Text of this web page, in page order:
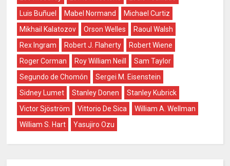
Luis Buñuel
Mabel Normand
Michael Curtiz
Mikhail Kalatozov
Orson Welles
Raoul Walsh
Rex Ingram
Robert J. Flaherty
Robert Wiene
Roger Corman
Roy William Neill
Sam Taylor
Segundo de Chomón
Sergei M. Eisenstein
Sidney Lumet
Stanley Donen
Stanley Kubrick
Victor Sjöström
Vittorio De Sica
William A. Wellman
William S. Hart
Yasujiro Ozu